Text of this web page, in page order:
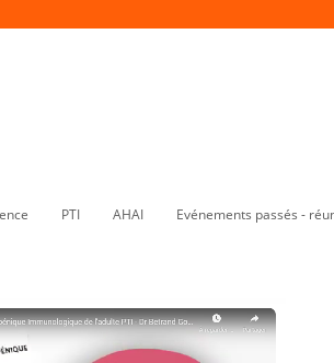
PTI AHAI Evénements passés -